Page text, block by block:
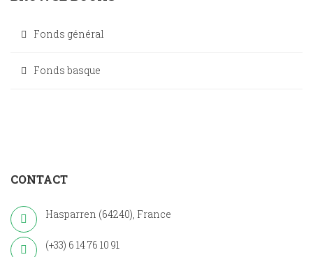
Fonds général
Fonds basque
CONTACT
Hasparren (64240), France
(+33) 6 14 76 10 91